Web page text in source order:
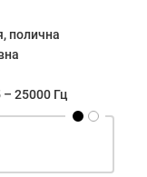
полична
– 25000 Гц